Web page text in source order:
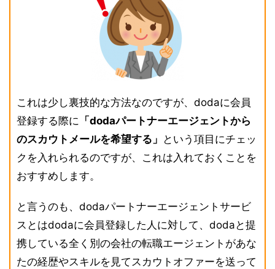
これは少し裏技的な方法なのですが、dodaに会員
登録する際に 「dodaパートナーエージェントから
のスカウトメールを希望する」 という項目にチェッ
クを入れられるのですが、これは入れておくことを
おすすめします。
と言うのも、dodaパートナーエージェントサービ
スとはdodaに会員登録した人に対して、dodaと提
携している全く別の会社の転職エージェントがあな
たの経歴やスキルを見てスカウトオファーを送って